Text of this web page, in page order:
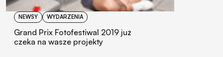
NEWSY WYDARZENIA
Grand Prix Fotofestiwal 2019 już
czeka na wasze projekty